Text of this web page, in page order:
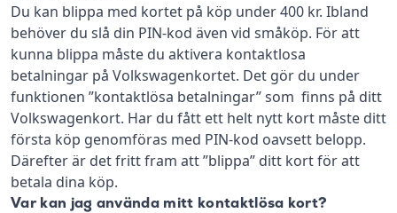
Du kan blippa med kortet på köp under 400 kr. Ibland
behöver du slå din PIN-kod även vid småköp. För att
kunna blippa måste du aktivera kontaktlosa
betalningar på Volkswagenkortet. Det gör du under
funktionen ”kontaktlösa betalningar” som finns på ditt
Volkswagenkort. Har du fått ett helt nytt kort måste ditt
första köp genomföras med PIN-kod oavsett belopp.
Därefter är det fritt fram att ”blippa” ditt kort för att
betala dina köp.
Var kan jag använda mitt kontaktlösa kort?